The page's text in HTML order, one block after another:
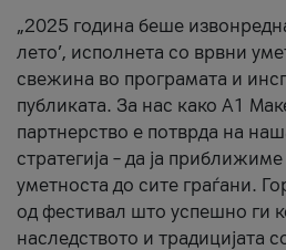
„2025 година беше
лето’, исполнета со врвни
свежина во програмата и
публиката. За нас како A1
партнерство е потврда на
стратегија – да ја
уметноста до сите граѓани.
од фестивал што успешно ги
наследството и традицијата